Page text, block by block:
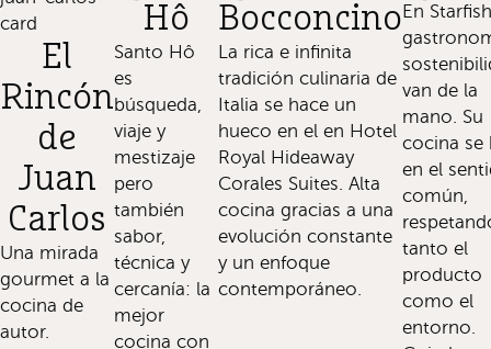
El
Rincón
de
Juan
Carlos
Una mirada
gourmet a la
cocina de
autor.
Hô
Santo Hô
es
búsqueda,
viaje y
mestizaje
pero
también
sabor,
técnica y
cercanía: la
mejor
cocina con
Bocconcino
La rica e infinita
tradición culinaria de
Italia se hace un
hueco en el en Hotel
Royal Hideaway
Corales Suites. Alta
cocina gracias a una
evolución constante
y un enfoque
contemporáneo.
En
van de la
mano. Su
cocina se
en el
común,
tanto el
producto
como el
entorno.